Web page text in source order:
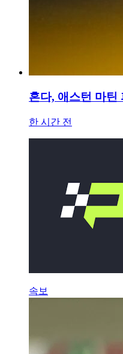
혼다, 애스턴 마틴
한 시간 전
속보